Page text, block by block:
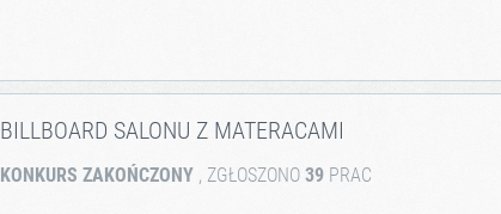
BILLBOARD SALONU Z MATERACAMI
KONKURS ZAKOŃCZONY , ZGŁOSZONO 39 PRAC